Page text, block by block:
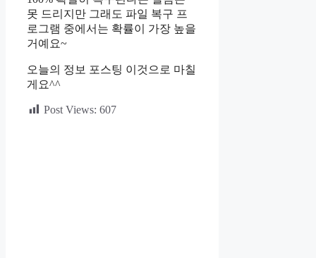
못 드리지만 그래도 파일 복구 프
로그램 중에서는 확률이 가장 높을
거예요~
오늘의 정보 포스팅 이것으로 마칠
게요^^
Post Views: 607